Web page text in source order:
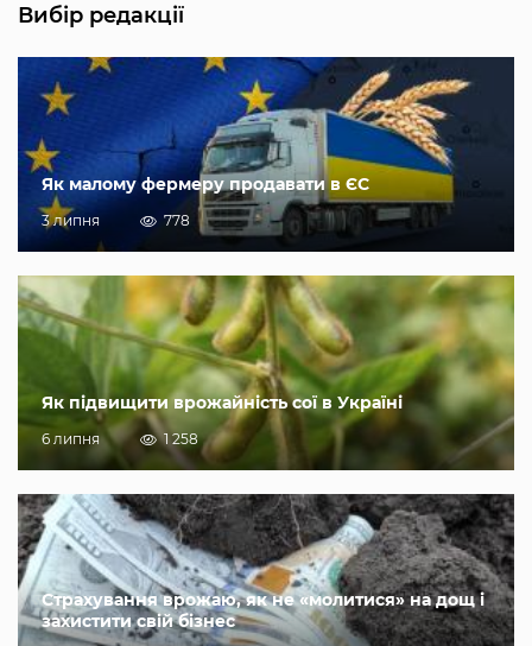
Вибір редакції
Як малому фермеру продавати в ЄС
3 липня 778
Як підвищити врожайність сої в Україні
6 липня 1 258
Страхування врожаю, як не «молитися» на дощ і
захистити свій бізнес